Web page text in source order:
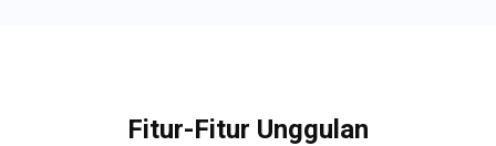
Fitur-Fitur Unggulan